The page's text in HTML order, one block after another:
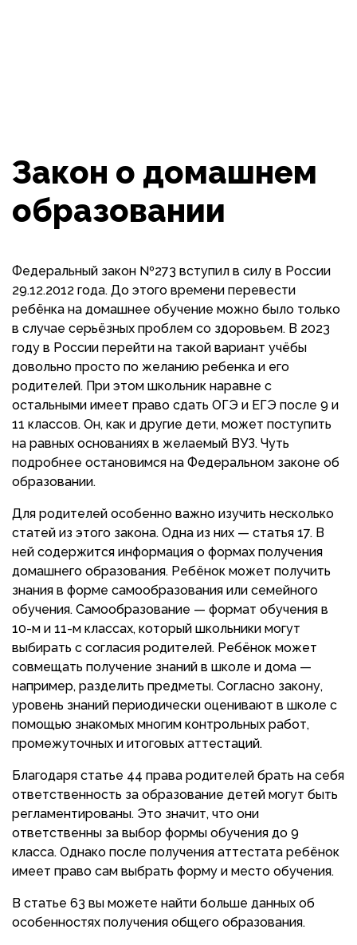
Закон о домашнем
образовании
Федеральный закон №273 вступил в силу в России
29.12.2012 года. До этого времени перевести
ребёнка на домашнее обучение можно было только
в случае серьёзных проблем со здоровьем. В 2023
году в России перейти на такой вариант учёбы
довольно просто по желанию ребенка и его
родителей. При этом школьник наравне с
остальными имеет право сдать ОГЭ и ЕГЭ после 9 и
11 классов. Он, как и другие дети, может поступить
на равных основаниях в желаемый ВУЗ. Чуть
подробнее остановимся на Федеральном законе об
образовании.
Для родителей особенно важно изучить несколько
статей из этого закона. Одна из них — статья 17. В
ней содержится информация о формах получения
домашнего образования. Ребёнок может получить
знания в форме самообразования или семейного
обучения. Самообразование — формат обучения в
10-м и 11-м классах, который школьники могут
выбирать с согласия родителей. Ребёнок может
совмещать получение знаний в школе и дома —
например, разделить предметы. Согласно закону,
уровень знаний периодически оценивают в школе с
помощью знакомых многим контрольных работ,
промежуточных и итоговых аттестаций.
Благодаря статье 44 права родителей брать на себя
ответственность за образование детей могут быть
регламентированы. Это значит, что они
ответственны за выбор формы обучения до 9
класса. Однако после получения аттестата ребёнок
имеет право сам выбрать форму и место обучения.
В статье 63 вы можете найти больше данных об
особенностях получения общего образования.